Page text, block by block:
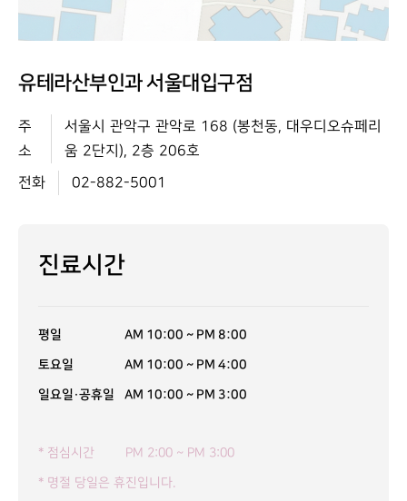
유테라산부인과 서울대입구점
주
소
서울시 관악구 관악로 168 (봉천동, 대우디오슈페리
움 2단지), 2층 206호
전화 02-882-5001
진료시간
평일 AM 10:00 ~ PM 8:00
토요일 AM 10:00 ~ PM 4:00
일요일·공휴일 AM 10:00 ~ PM 3:00
* 점심시간 PM 2:00 ~ PM 3:00
* 명절 당일은 휴진입니다.